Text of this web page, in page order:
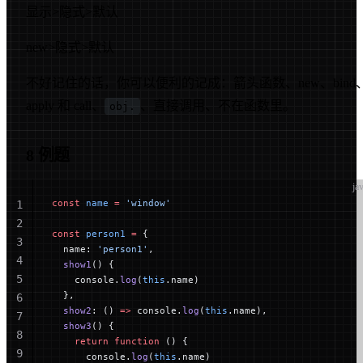
new>隐式>默认
不好记住的话，你可以便利的记成：箭头函数、new、bind
obj. 、直接调用、不在函数里。
const name = 'window'
const person1 = {
  name:
'person1' ,
  show1
() {
    console.
log (this .name)
  },
  show2
: () => console. log (this .name),
  show3
() {
    return
function () {
      console.
log (this .name)
1
2
3
4
5
6
7
8
9